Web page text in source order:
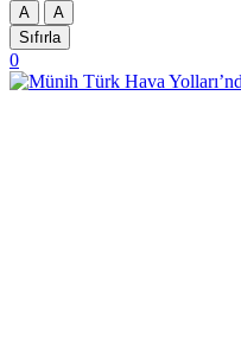
A
A
Sıfırla
0